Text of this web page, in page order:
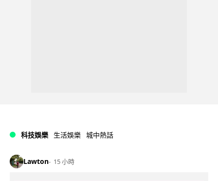
科技娛樂 生活娛樂 城中熱話
Lawton 15 小時